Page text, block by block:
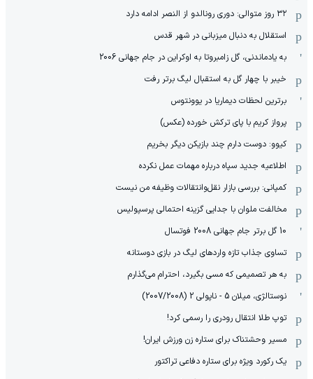
۳۲ روز متوالی: دوری رونالدو از النصر ادامه دارد
استقلال به دنبال میزبانی در شهر قدس
به یادماندنی، گل زامبروتا به اوکراین در جام جهانی 2006
خیبر با چهار گل به استقبال لیگ برتر رفت
برترین لحظات دیماریا در یوونتوس
پرواز کریم با پای ترکش خورده (عکس)
کیوو: دوست دارم چند بازیکن دیگر بخریم
اطلاعیه جدید سپاه درباره مهمات عمل نکرده
کمپانی: بررسی بازار نقل‌وانتقالات وظیفه من نیست
مخالفت ملوان با جدایی گزینه احتمالی پرسپولیس
10 گل برتر جام جهانی 2008 فوتسال
تساوی جذاب تازه واردهای لیگ در بازی دوستانه
به هر تصمیمی که مسی بگیرد، احترام می‌گذارم
نوستالژی، میلان 5 - ناپولی 2 (2007/2008)
توپ طلا انتقال رودری را رسمی کرد!
مسیر وحشتناک برای ستاره زن ورزش ایران!
یک رکورد ویژه برای ستاره دفاعی تراکتور